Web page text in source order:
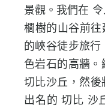
景觀。我們在
櫚樹的山谷前
的峽谷徒步旅行
色岩石的高牆。
切比沙丘，然
出名的 切比 沙